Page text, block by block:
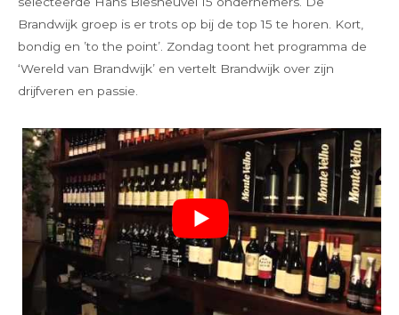
Brandwijk groep is er trots op bij de top 15 te horen. Kort,
bondig en ’to the point’. Zondag toont het programma de
‘Wereld van Brandwijk’ en vertelt Brandwijk over zijn
drijfveren en passie.